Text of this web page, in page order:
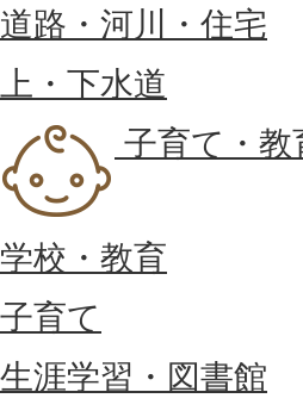
道路・河川・住宅
上・下水道
子育て・教
学校・教育
子育て
生涯学習・図書館